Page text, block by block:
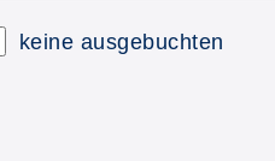
keine ausgebuchten